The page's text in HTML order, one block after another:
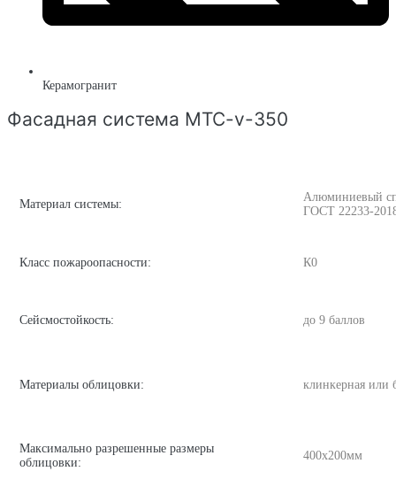
Керамогранит
Фасадная система MTC-v-350
Материал системы:
Алюминиевый
ГОСТ 22233-
Класс пожароопасности: К0
Сейсмостойкость: до 9 баллов
Материалы облицовки: клинкерная или
Максимально разрешенные размеры
облицовки:
400х200мм